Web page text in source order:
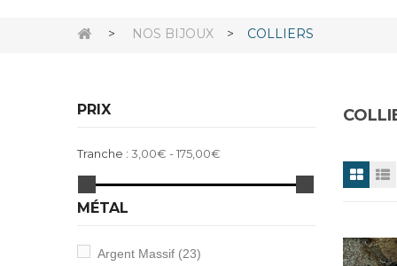
> NOS BIJOUX > COLLIERS
PRIX
Tranche : 3,00€ - 175,00€
MÉTAL
Argent Massif (23)